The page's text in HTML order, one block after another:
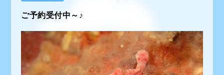
ご予約受付中～♪